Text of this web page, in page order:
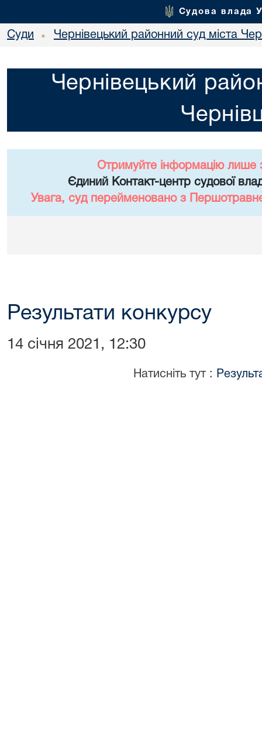
Судова влада
Суди • Чернівецький районний суд міста
Чернівецький
Отримуйте інформацію лише
Єдиний Контакт-центр судової
Увага, суд перейменовано з
Результати конкурсу
14 січня 2021, 12:30
Натисніть тут :